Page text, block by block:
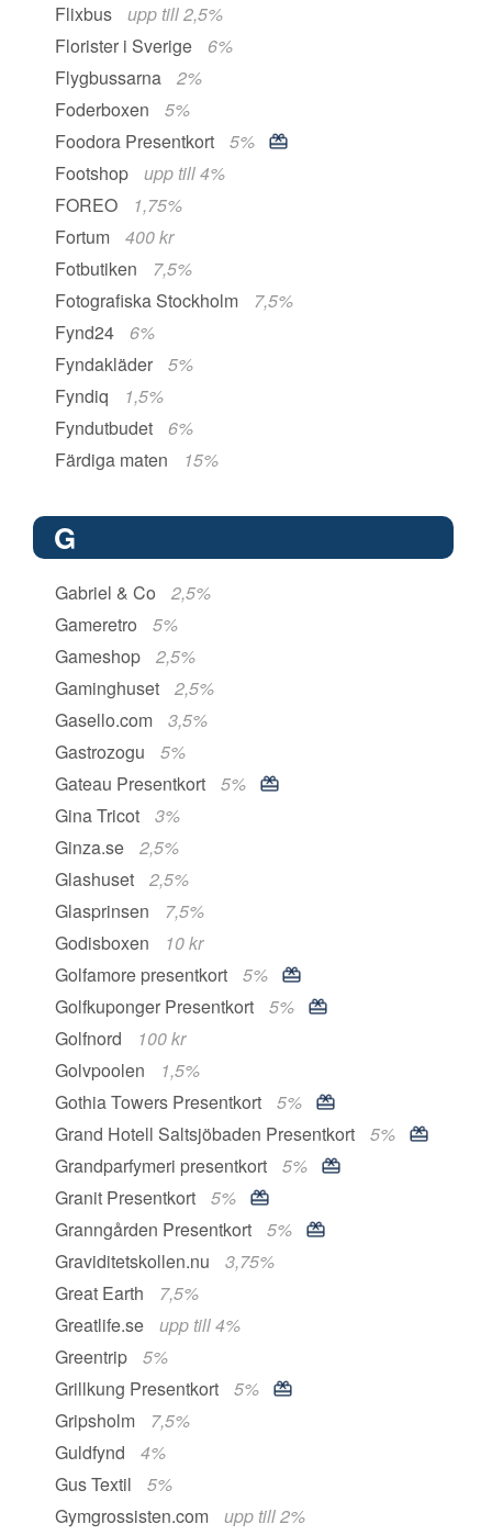
Flixbus
upp till 2,5%
Florister i Sverige
6%
Flygbussarna
2%
Foderboxen
5%
Foodora Presentkort
5%
Footshop
upp till 4%
FOREO
1,75%
Fortum
400 kr
Fotbutiken
7,5%
Fotografiska Stockholm
7,5%
Fynd24
6%
Fyndakläder
5%
Fyndiq
1,5%
Fyndutbudet
6%
Färdiga maten
15%
G
Gabriel & Co
2,5%
Gameretro
5%
Gameshop
2,5%
Gaminghuset
2,5%
Gasello.com
3,5%
Gastrozogu
5%
Gateau Presentkort
5%
Gina Tricot
3%
Ginza.se
2,5%
Glashuset
2,5%
Glasprinsen
7,5%
Godisboxen
10 kr
Golfamore presentkort
5%
Golfkuponger Presentkort
5%
Golfnord
100 kr
Golvpoolen
1,5%
Gothia Towers Presentkort
5%
Grand Hotell Saltsjöbaden Presentkort
5%
Grandparfymeri presentkort
5%
Granit Presentkort
5%
Granngården Presentkort
5%
Graviditetskollen.nu
3,75%
Great Earth
7,5%
Greatlife.se
upp till 4%
Greentrip
5%
Grillkung Presentkort
5%
Gripsholm
7,5%
Guldfynd
4%
Gus Textil
5%
Gymgrossisten.com
upp till 2%